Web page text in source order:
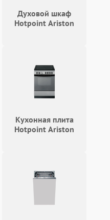
Подробнее →
Духовой шкаф
Hotpoint Ariston
Кухонная плита
Hotpoint Ariston